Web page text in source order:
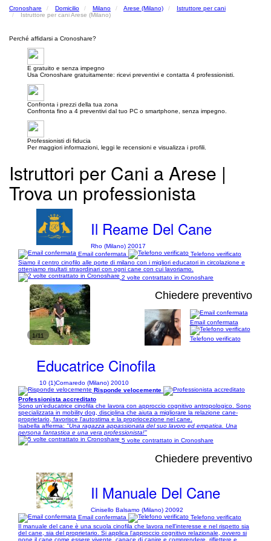
Cronoshare Domicilio Milano Arese (Milano)
Istruttore per cani
Istruttore per cani Arese (Milano)
Perché affidarsi a Cronoshare?
E gratuito e senza impegno
Usa Cronoshare gratuitamente: ricevi preventivi e contatta 4 professionisti.
Confronta i prezzi della tua zona
Confronta fino a 4 preventivi dal tuo PC o smartphone, senza impegno.
Professionisti di fiducia
Per maggiori informazioni, leggi le recensioni e visualizza i profili.
Istruttori per Cani a Arese |
Trova un professionista
Il Reame Del Cane
Rho (Milano) 20017
Email confermata
Telefono verificato
Siamo il centro cinofilo alle porte di milano con i migliori educatori in circolazione e
otteniamo risultati straordinari con ogni cane con cui lavoriamo.
2 volte contrattato in Cronoshare
1/11
Chiedere preventivo
Educatrice Cinofila
10 (1)Cornaredo (Milano) 20010
Email confermata
Telefono verificato
Risponde velocemente
Professionista accreditato
Sono un'educatrice cinofila che lavora con approccio cognitivo antropologico. Sono
specializzata in mobility dog, disciplina che aiuta a migliorare la relazione cane-
proprietario, favorisce l'autostima e la propriocezione nel cane.
Isabella afferma: "Una ragazza appassionata del suo lavoro ed empatica. Una
persona fantastica e una vera professionista!"
5 volte contrattato in Cronoshare
Chiedere preventivo
Il Manuale Del Cane
Cinisello Balsamo (Milano) 20092
Email confermata
Telefono verificato
Il manuale del cane è una scuola cinofila che lavora nell'interesse e nel rispetto sia
del cane, sia del proprietario. Si applica l'approccio cognitivo relazionale, ovvero si
pone il cane come essere vivente, capace di capire e comprendere, riflettere e